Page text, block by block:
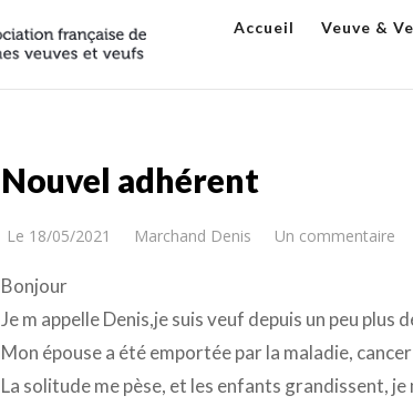
Accueil Veuve &
Nouvel adhérent
Le 18/05/2021 Marchand Denis Un commentaire
Bonjour
Je m appelle Denis,je suis veuf depuis un peu plus
Mon épouse a été emportée par la maladie,
La solitude me pèse, et les enfants grandissent, je